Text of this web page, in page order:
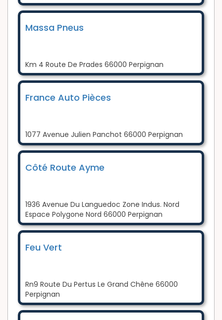
Massa Pneus
Km 4 Route De Prades 66000 Perpignan
France Auto Pièces
1077 Avenue Julien Panchot 66000 Perpignan
Côté Route Ayme
1936 Avenue Du Languedoc Zone Indus. Nord
Espace Polygone Nord 66000 Perpignan
Feu Vert
Rn9 Route Du Pertus Le Grand Chêne 66000
Perpignan